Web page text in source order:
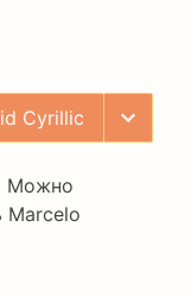
Cyrillic
Можно
Marcelo